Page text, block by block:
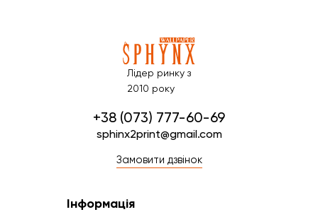
Лідер ринку з
2010 року
+38 (073) 777-60-69
sphinx2print@gmail.com
Замовити дзвінок
Інформація